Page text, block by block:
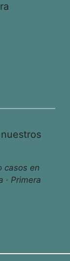
casos en
· Primera